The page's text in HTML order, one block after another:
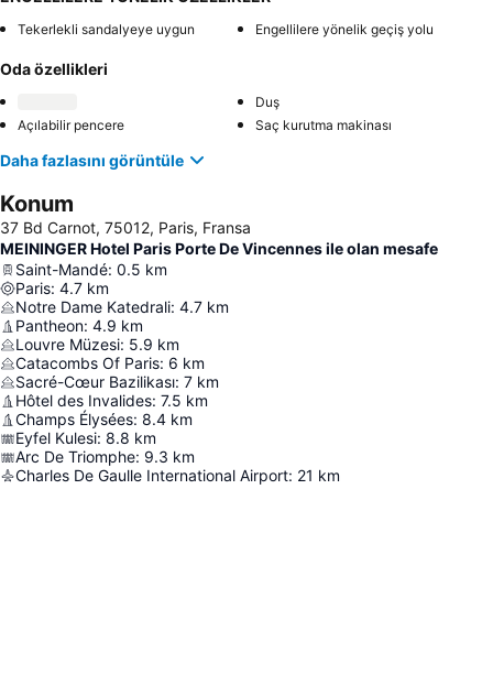
Tekerlekli sandalyeye uygun Engellilere yönelik geçiş yolu
Oda özellikleri
Duş
Açılabilir pencere
Saç kurutma makinası
Daha fazlasını görüntüle
Konum
37 Bd Carnot, 75012, Paris, Fransa
MEININGER Hotel Paris Porte De Vincennes ile olan mesafe
Saint-Mandé: 0.5 km
Paris: 4.7 km
Notre Dame Katedrali: 4.7 km
Pantheon: 4.9 km
Louvre Müzesi: 5.9 km
Catacombs Of Paris: 6 km
Sacré-Cœur Bazilikası: 7 km
Hôtel des Invalides: 7.5 km
Champs Élysées: 8.4 km
Eyfel Kulesi: 8.8 km
Arc De Triomphe: 9.3 km
Charles De Gaulle International Airport: 21 km